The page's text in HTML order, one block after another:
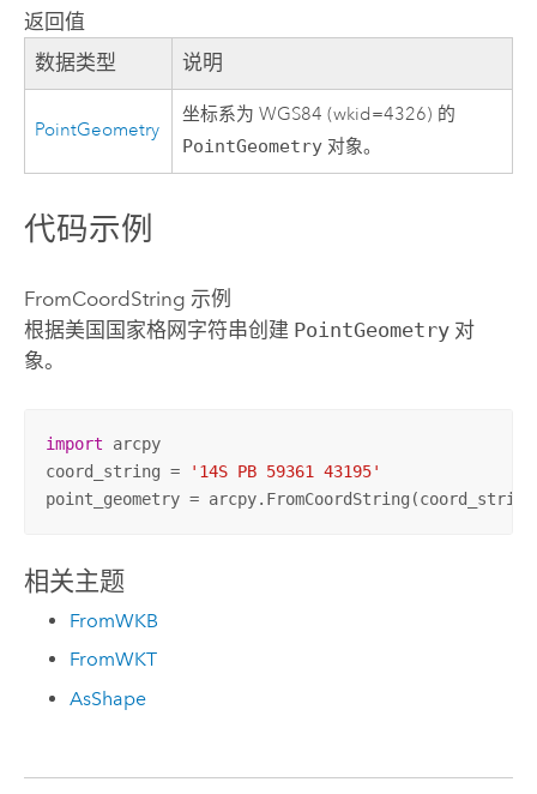
返回值
数据类型 说明
PointGeometry
坐标系为 WGS84 (wkid=4326) 的
PointGeometry 对象。
代码示例
FromCoordString 示例
根据美国国家格网字符串创建 PointGeometry对
象。
import arcpy
coord_string =
'14S PB 59361 43195'
point_geometry =
相关主题
FromWKB
FromWKT
AsShape